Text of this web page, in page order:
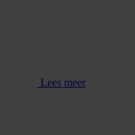
Lees meer